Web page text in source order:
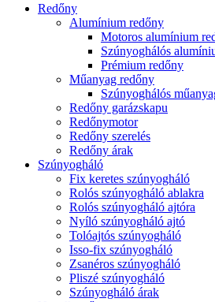
Redőny
Alumínium redőny
Motoros alumínium
Szúnyoghálós
Prémium redőny
Műanyag redőny
Szúnyoghálós
Redőny garázskapu
Redőnymotor
Redőny szerelés
Redőny árak
Szúnyogháló
Fix keretes szúnyogháló
Rolós szúnyogháló ablakra
Rolós szúnyogháló ajtóra
Nyíló szúnyogháló ajtó
Tolóajtós szúnyogháló
Isso-fix szúnyogháló
Zsanéros szúnyogháló
Pliszé szúnyogháló
Szúnyogháló árak